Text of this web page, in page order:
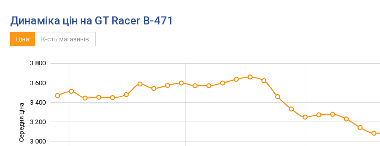
Динаміка цін на GT Racer B-471
Ціна К-сть магазинів
Середня ціна 2 600
3 000
3 200
3 400
3 600
3 800